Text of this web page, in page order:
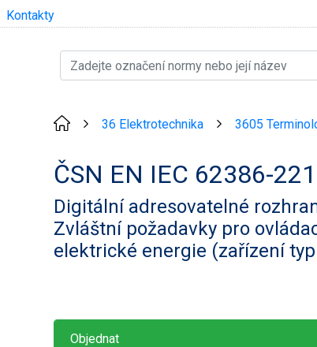
Kontakty
36 Elektrotechnika 3605
ČSN EN IEC 62386-
Digitální adresovatelné
Zvláštní požadavky pro
elektrické energie (zařízení
Objednat